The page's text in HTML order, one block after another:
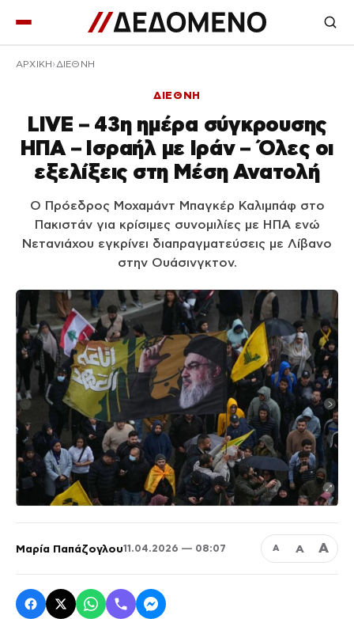
ΑΡΧΙΚΉ ΔΙΕΘΝΗ
ΔΙΕΘΝΗ
LIVE – 43η ημέρα σύγκρουσης
ΗΠΑ – Ισραήλ με Ιράν – Όλες οι
εξελίξεις στη Μέση Ανατολή
Ο Πρόεδρος Μοχαμάντ Μπαγκέρ Καλιμπάφ στο
Πακιστάν για κρίσιμες συνομιλίες με ΗΠΑ ενώ
Νετανιάχου εγκρίνει διαπραγματεύσεις με Λίβανο
στην Ουάσινγκτον.
Μαρία Παπάζογλου11.04.2026 — 08:07 Α Α Α